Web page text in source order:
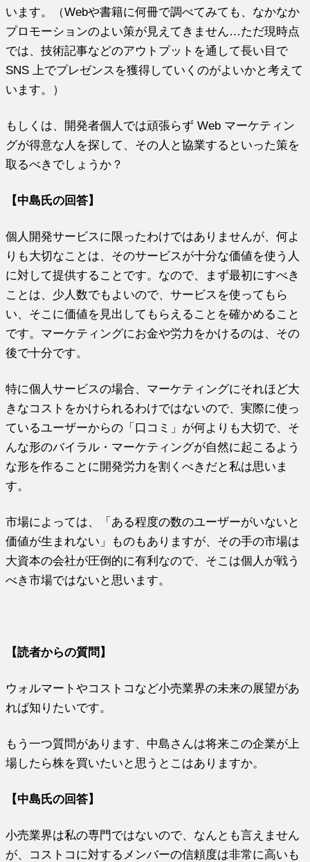
います。（Webや書籍に何冊で調べてみても、なかなか
プロモーションのよい策が見えてきません…ただ現時点
では、技術記事などのアウトプットを通して長い目で
SNS 上でプレゼンスを獲得していくのがよいかと考えて
います。）
もしくは、開発者個人では頑張らず Web マーケティン
グが得意な人を探して、その人と協業するといった策を
取るべきでしょうか？
【中島氏の回答】
個人開発サービスに限ったわけではありませんが、何よ
りも大切なことは、そのサービスが十分な価値を使う人
に対して提供することです。なので、まず最初にすべき
ことは、少人数でもよいので、サービスを使ってもら
い、そこに価値を見出してもらえることを確かめること
です。マーケティングにお金や労力をかけるのは、その
後で十分です。
特に個人サービスの場合、マーケティングにそれほど大
きなコストをかけられるわけではないので、実際に使っ
ているユーザーからの「口コミ」が何よりも大切で、そ
んな形のバイラル・マーケティングが自然に起こるよう
な形を作ることに開発労力を割くべきだと私は思いま
す。
市場によっては、「ある程度の数のユーザーがいないと
価値が生まれない」ものもありますが、その手の市場は
大資本の会社が圧倒的に有利なので、そこは個人が戦う
べき市場ではないと思います。
【読者からの質問】
ウォルマートやコストコなど小売業界の未来の展望があ
れば知りたいです。
もう一つ質問があります、中島さんは将来この企業が上
場したら株を買いたいと思うとこはありますか。
【中島氏の回答】
小売業界は私の専門ではないので、なんとも言えません
が、コストコに対するメンバーの信頼度は非常に高いも